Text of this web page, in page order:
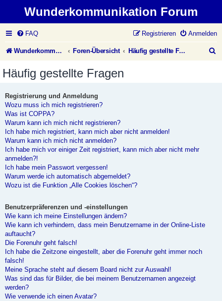
Wunderkommunikation Forum
FAQ Anmelden
Registrieren
Wunderkommunikation Website Foren-Übersicht Häufig gestellte Fragen
Häufig gestellte Fragen
Registrierung und Anmeldung
Wozu muss ich mich registrieren?
Was ist COPPA?
Warum kann ich mich nicht registrieren?
Ich habe mich registriert, kann mich aber nicht anmelden!
Warum kann ich mich nicht anmelden?
Ich habe mich vor einiger Zeit registriert, kann mich aber nicht mehr
anmelden?!
Ich habe mein Passwort vergessen!
Warum werde ich automatisch abgemeldet?
Wozu ist die Funktion „Alle Cookies löschen“?
Benutzerpräferenzen und -einstellungen
Wie kann ich meine Einstellungen ändern?
Wie kann ich verhindern, dass mein Benutzername in der Online-Liste
auftaucht?
Die Forenuhr geht falsch!
Ich habe die Zeitzone eingestellt, aber die Forenuhr geht immer noch
falsch!
Meine Sprache steht auf diesem Board nicht zur Auswahl!
Was sind das für Bilder, die bei meinem Benutzernamen angezeigt
werden?
Wie verwende ich einen Avatar?